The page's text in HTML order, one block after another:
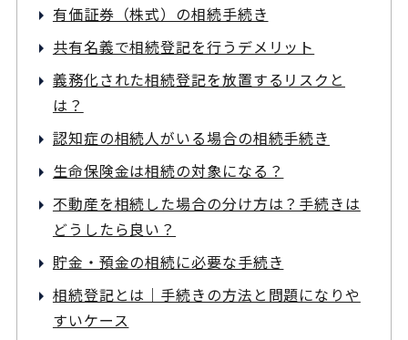
有価証券（株式）の相続手続き
共有名義で相続登記を行うデメリット
義務化された相続登記を放置するリスクと
は？
認知症の相続人がいる場合の相続手続き
生命保険金は相続の対象になる？
不動産を相続した場合の分け方は？手続きは
どうしたら良い？
貯金・預金の相続に必要な手続き
相続登記とは｜手続きの方法と問題になりや
すいケース